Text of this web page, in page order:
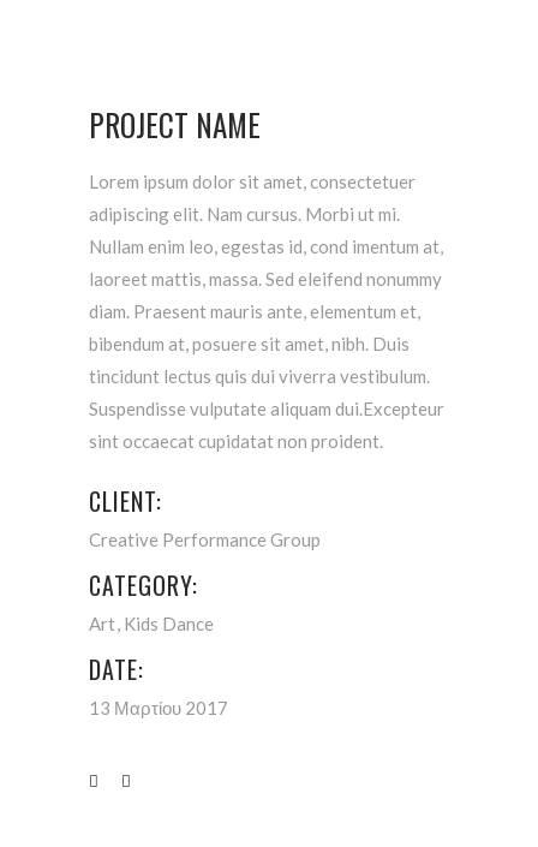
PROJECT NAME
Lorem ipsum dolor sit amet, consectetuer
adipiscing elit. Nam cursus. Morbi ut mi.
Nullam enim leo, egestas id, cond imentum at,
laoreet mattis, massa. Sed eleifend nonummy
diam. Praesent mauris ante, elementum et,
bibendum at, posuere sit amet, nibh. Duis
tincidunt lectus quis dui viverra vestibulum.
Suspendisse vulputate aliquam dui.Excepteur
sint occaecat cupidatat non proident.
CLIENT:
Creative Performance Group
CATEGORY:
Art Kids Dance
DATE:
13 Μαρτίου 2017